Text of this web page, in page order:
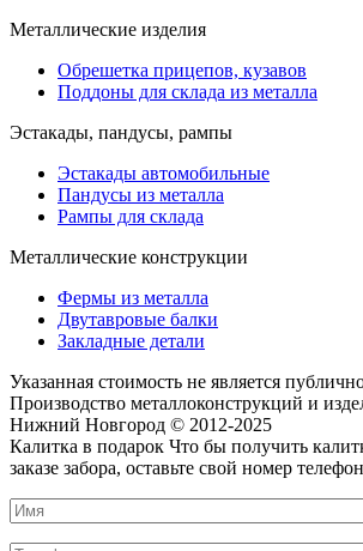
Металлические изделия
Обрешетка прицепов, кузавов
Поддоны для склада из металла
Эстакады, пандусы, рампы
Эстакады автомобильные
Пандусы из металла
Рампы для склада
Металлические конструкции
Фермы из металла
Двутавровые балки
Закладные детали
Указанная стоимость не является
Производство металлоконструкций и
Нижний Новгород © 2012-2025
Калитка в подарок Что бы получить
заказе забора, оставьте свой номер